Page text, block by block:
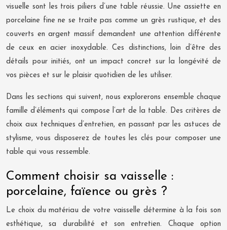
visuelle sont les trois piliers d’une table réussie. Une assiette en
porcelaine fine ne se traite pas comme un grès rustique, et des
couverts en argent massif demandent une attention différente
de ceux en acier inoxydable. Ces distinctions, loin d’être des
détails pour initiés, ont un impact concret sur la longévité de
vos pièces et sur le plaisir quotidien de les utiliser.
Dans les sections qui suivent, nous explorerons ensemble chaque
famille d’éléments qui compose l’art de la table. Des critères de
choix aux techniques d’entretien, en passant par les astuces de
stylisme, vous disposerez de toutes les clés pour composer une
table qui vous ressemble.
Comment choisir sa vaisselle :
porcelaine, faïence ou grès ?
Le choix du matériau de votre vaisselle détermine à la fois son
esthétique, sa durabilité et son entretien. Chaque option